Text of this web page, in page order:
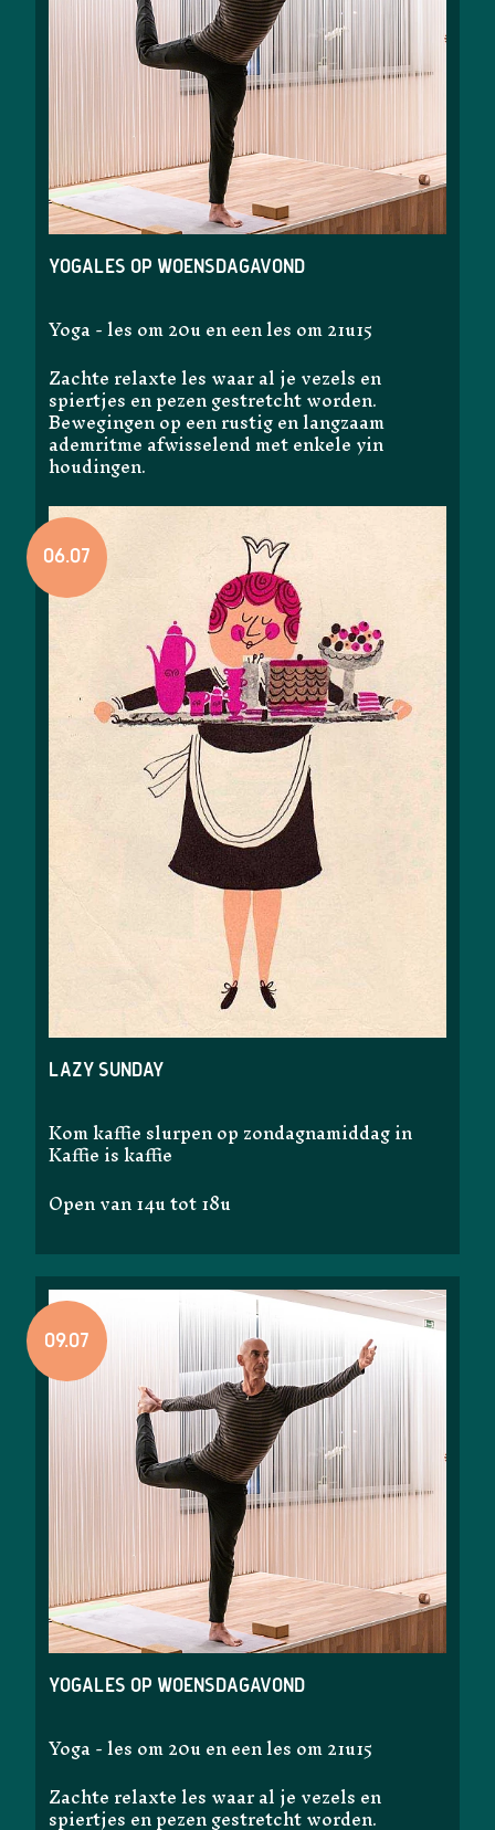
Yogales op woensdagavond
Yoga - les om 20u en een les om 21u15
Zachte relaxte les waar al je vezels en
spiertjes en pezen gestretcht worden.
Bewegingen op een rustig en langzaam
ademritme afwisselend met enkele yin
houdingen.
06.07
lazy sunday
Kom kaffie slurpen op zondagnamiddag in
Kaffie is kaffie
Open van 14u tot 18u
09.07
Yogales op woensdagavond
Yoga - les om 20u en een les om 21u15
Zachte relaxte les waar al je vezels en
spiertjes en pezen gestretcht worden.